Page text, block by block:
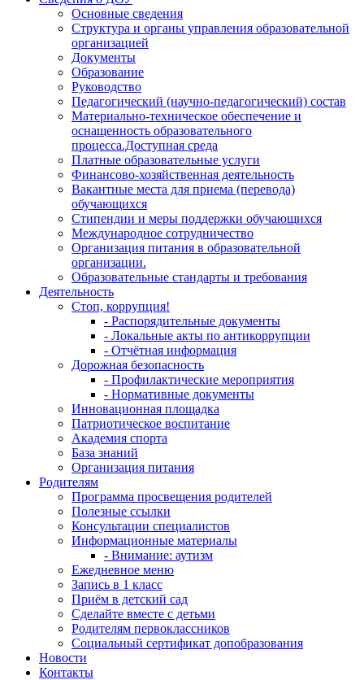
Основные сведения
Структура и органы управления образовательной
организацией
Документы
Образование
Руководство
Педагогический (научно-педагогический) состав
Материально-техническое обеспечение и
оснащенность образовательного
процесса.Доступная среда
Платные образовательные услуги
Финансово-хозяйственная деятельность
Вакантные места для приема (перевода)
обучающихся
Стипендии и меры поддержки обучающихся
Международное сотрудничество
Организация питания в образовательной
организации.
Образовательные стандарты и требования
Деятельность
Стоп, коррупция!
- Распорядительные документы
- Локальные акты по антикоррупции
- Отчётная информация
Дорожная безопасность
- Профилактические мероприятия
- Нормативные документы
Инновационная площадка
Патриотическое воспитание
Академия спорта
База знаний
Организация питания
Родителям
Программа просвещения родителей
Полезные ссылки
Консультации специалистов
Информационные материалы
- Внимание: аутизм
Ежедневное меню
Запись в 1 класс
Приём в детский сад
Сделайте вместе с детьми
Родителям первоклассников
Социальный сертификат допобразования
Новости
Контакты